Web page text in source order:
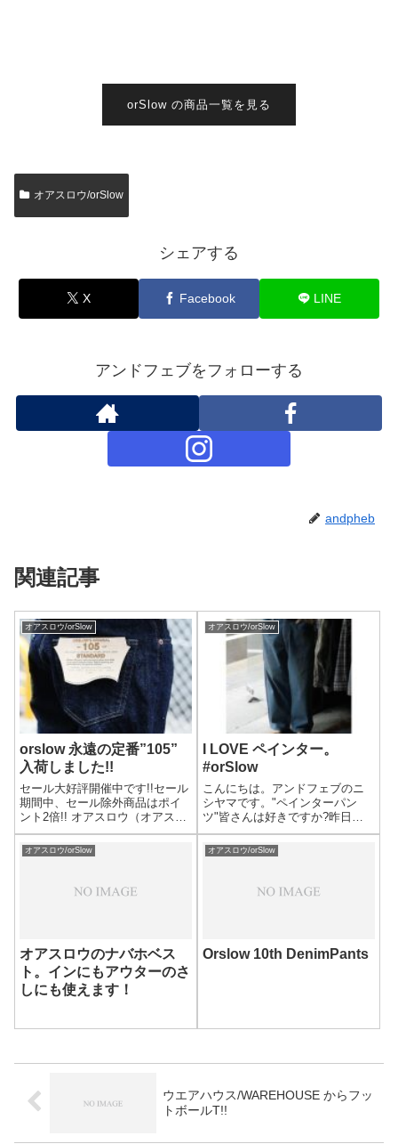
orSlow の商品一覧を見る
オアスロウ/orSlow
シェアする
X Facebook LINE
アンドフェブをフォローする
andpheb
関連記事
オアスロウ/orSlow
orslow 永遠の定番”105”
入荷しました!!
セール大好評開催中です!!セール
期間中、セール除外商品はポイ
ント2倍!! オアスロウ（オアスロ
ー）/orSlow one washオリジナル
スタンダード ジーンズ デニム
(01-1050-
オアスロウ/orSlow
I LOVE ペインター。
#orSlow
こんにちは。アンドフェブのニ
シヤマです。"ペインターパン
ツ"皆さんは好きですか?昨日の
ブログでは、暖かくなるとスキ
ッパーシャツが着たいと言いま
したが同じように春夏になると
ツ。しかも、今年はよりその欲
オアスロウ/orSlow
オアスロウのナバホベス
ト。インにもアウターのさ
しにも使えます！
オアスロウ/orSlow
Orslow 10th DenimPants
ウエアハウス/WAREHOUSE からフッ
トボールT!!